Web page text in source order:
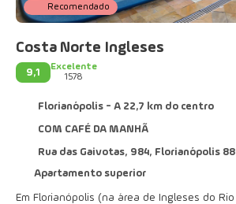
Recomendado
Costa Norte Ingleses
9,1
Excelente
1578
Florianópolis - A 22,7 km do centro
COM CAFÉ DA MANHÃ
Rua das Gaivotas, 984, Florianópolis
Apartamento superior
Em Florianópolis (na área de Ingleses do